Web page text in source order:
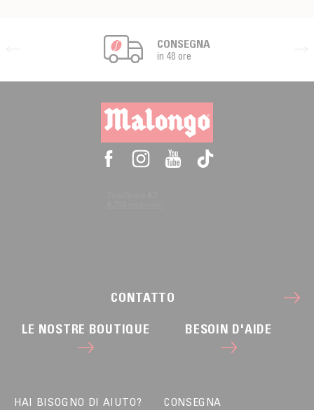
CONSEGNA
in 48 ore
CONTATTO
LE NOSTRE BOUTIQUE BESOIN D'AIDE
HAI BISOGNO DI AIUTO?
CONSEGNA